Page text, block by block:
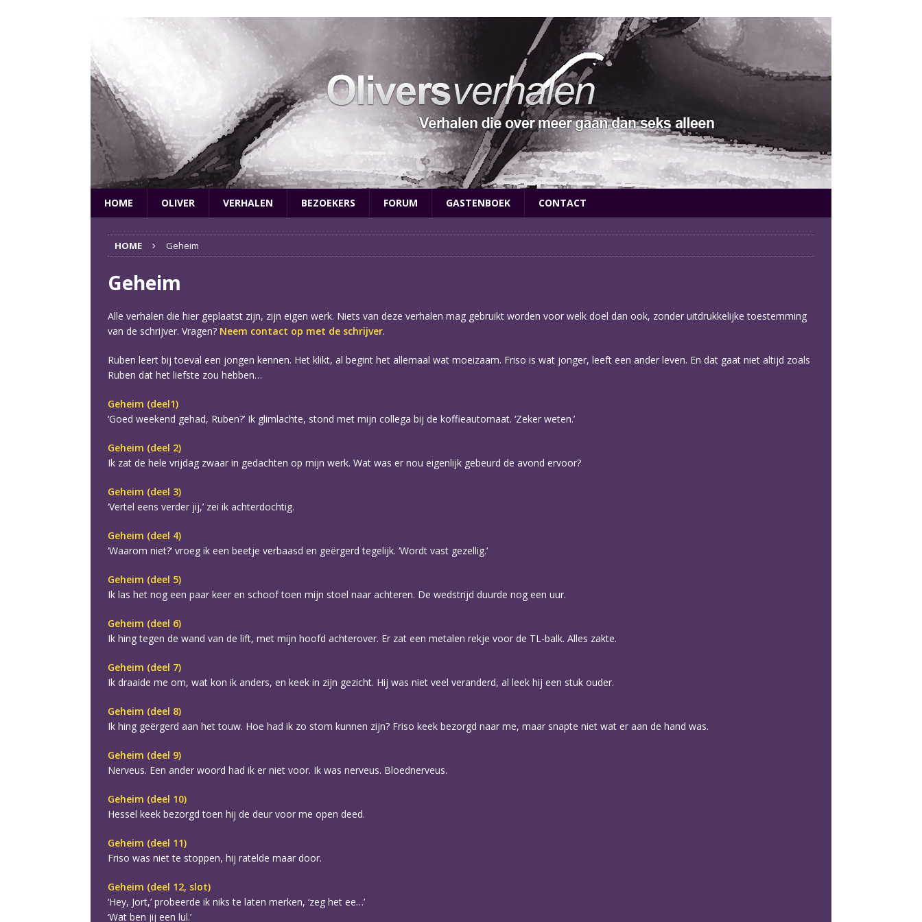
HOME OLIVER VERHALEN BEZOEKERS FORUM GASTENBOEK CONTACT
HOME Geheim
Geheim
Alle verhalen die hier geplaatst zijn, zijn eigen werk. Niets van deze verhalen mag gebruikt worden voor welk doel dan ook, zonder uitdrukkelijke toestemming
van de schrijver. Vragen? Neem contact op met de schrijver.
Ruben leert bij toeval een jongen kennen. Het klikt, al begint het allemaal wat moeizaam. Friso is wat jonger, leeft een ander leven. En dat gaat niet altijd zoals
Ruben dat het liefste zou hebben…
Geheim (deel1)
‘Goed weekend gehad, Ruben?’ Ik glimlachte, stond met mijn collega bij de koffieautomaat. ‘Zeker weten.’
Geheim (deel 2)
Ik zat de hele vrijdag zwaar in gedachten op mijn werk. Wat was er nou eigenlijk gebeurd de avond ervoor?
Geheim (deel 3)
‘Vertel eens verder jij,’ zei ik achterdochtig.
Geheim (deel 4)
‘Waarom niet?’ vroeg ik een beetje verbaasd en geërgerd tegelijk. ‘Wordt vast gezellig.’
Geheim (deel 5)
Ik las het nog een paar keer en schoof toen mijn stoel naar achteren. De wedstrijd duurde nog een uur.
Geheim (deel 6)
Ik hing tegen de wand van de lift, met mijn hoofd achterover. Er zat een metalen rekje voor de TL-balk. Alles zakte.
Geheim (deel 7)
Ik draaide me om, wat kon ik anders, en keek in zijn gezicht. Hij was niet veel veranderd, al leek hij een stuk ouder.
Geheim (deel 8)
Ik hing geërgerd aan het touw. Hoe had ik zo stom kunnen zijn? Friso keek bezorgd naar me, maar snapte niet wat er aan de hand was.
Geheim (deel 9)
Nerveus. Een ander woord had ik er niet voor. Ik was nerveus. Bloednerveus.
Geheim (deel 10)
Hessel keek bezorgd toen hij de deur voor me open deed.
Geheim (deel 11)
Friso was niet te stoppen, hij ratelde maar door.
Geheim (deel 12, slot)
‘Hey, Jort,’ probeerde ik niks te laten merken, ‘zeg het ee…’
‘Wat ben jij een lul.’